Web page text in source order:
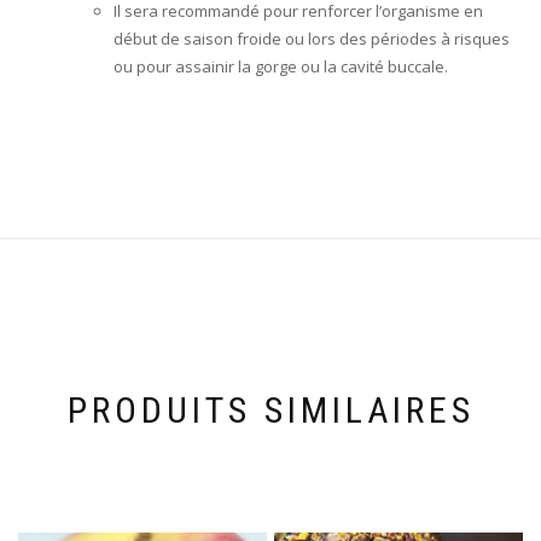
Il sera recommandé pour renforcer l’organisme en
début de saison froide ou lors des périodes à risques
ou pour assainir la gorge ou la cavité buccale.
PRODUITS SIMILAIRES